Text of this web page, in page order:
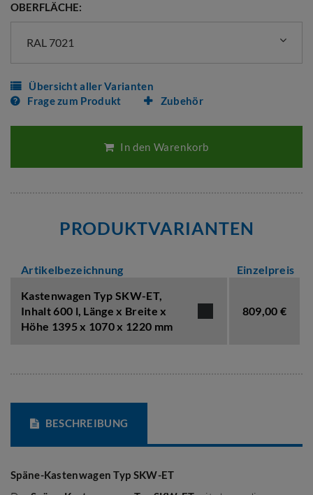
OBERFLÄCHE:
RAL 7021
Übersicht aller Varianten
Frage zum Produkt
Zubehör
In den Warenkorb
PRODUKTVARIANTEN
Artikelbezeichnung
Einzelpreis
Kastenwagen Typ SKW-ET,
Inhalt 600 l, Länge x Breite x
Höhe 1395 x 1070 x 1220 mm
809,00 €
BESCHREIBUNG
Späne-Kastenwagen Typ SKW-ET